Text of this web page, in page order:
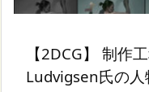
【2DCG】 制作
Ludvigsen氏の人